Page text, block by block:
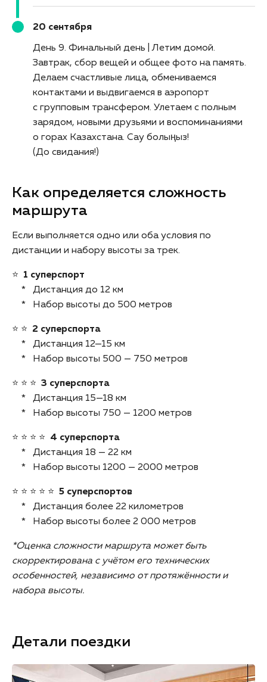
20 сентября
День 9. Финальный день | Летим домой
Завтрак, сбор вещей и общее фото на память.
Делаем счастливые лица, обмениваемся
контактами и выдвигаемся в аэропорт
с групповым трансфером. Улетаем с полным
зарядом, новыми друзьями и воспоминаниями
о горах Казахстана. Сау болыңыз!
(До свидания!)
Как определяется сложность
маршрута
Если выполняется одно или оба условия по
дистанции и набору высоты за трек.
⭐️ 1 суперспорт
* Дистанция до 12 км
* Набор высоты до 500 метров
⭐️ ⭐️ 2 суперспорта
* Дистанция 12—15 км
* Набор высоты 500 — 750 метров
⭐️ ⭐️ ⭐️ 3 суперспорта
* Дистанция 15—18 км
* Набор высоты 750 — 1200 метров
⭐️ ⭐️ ⭐️ ⭐️ 4 суперспорта
* Дистанция 18 — 22 км
* Набор высоты 1200 — 2000 метров
⭐️ ⭐️ ⭐️ ⭐️ ⭐️ 5 суперспортов
* Дистанция более 22 километров
* Набор высоты более 2 000 метров
*Оценка сложности маршрута может быть
скорректирована с учётом его технических
особенностей, независимо от протяжённости и
набора высоты.
Детали поездки